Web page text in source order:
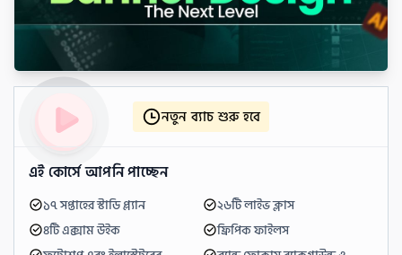
নতুন ব্যাচ শুরু হবে
এই কোর্সে আপনি পাচ্ছেন
১৭ সপ্তাহের স্টাডি প্ল্যান
২৬টি লাইভ ক্লাস
৪টি এক্সাম উইক
ফ্রিপিক ফাইলস